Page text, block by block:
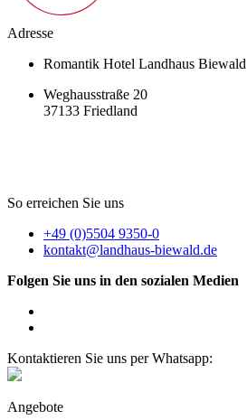
Adresse
Romantik Hotel Landhaus Biewald
Weghausstraße 20
37133 Friedland
So erreichen Sie uns
+49 (0)5504 9350-0
kontakt@landhaus-biewald.de
Folgen Sie uns in den sozialen Medien
Kontaktieren Sie uns per Whatsapp:
Angebote